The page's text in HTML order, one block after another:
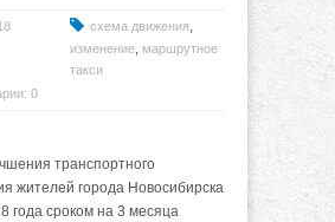
схема движения,
изменение, маршрутное
такси
0
транспортного
жителей города Новосибирска
года сроком на 3 месяца